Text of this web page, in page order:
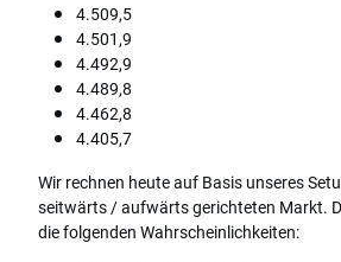
4.509,5
4.501,9
4.492,9
4.489,8
4.462,8
4.405,7
Wir rechnen heute auf Basis unseres
seitwärts / aufwärts gerichteten Markt.
die folgenden Wahrscheinlichkeiten: